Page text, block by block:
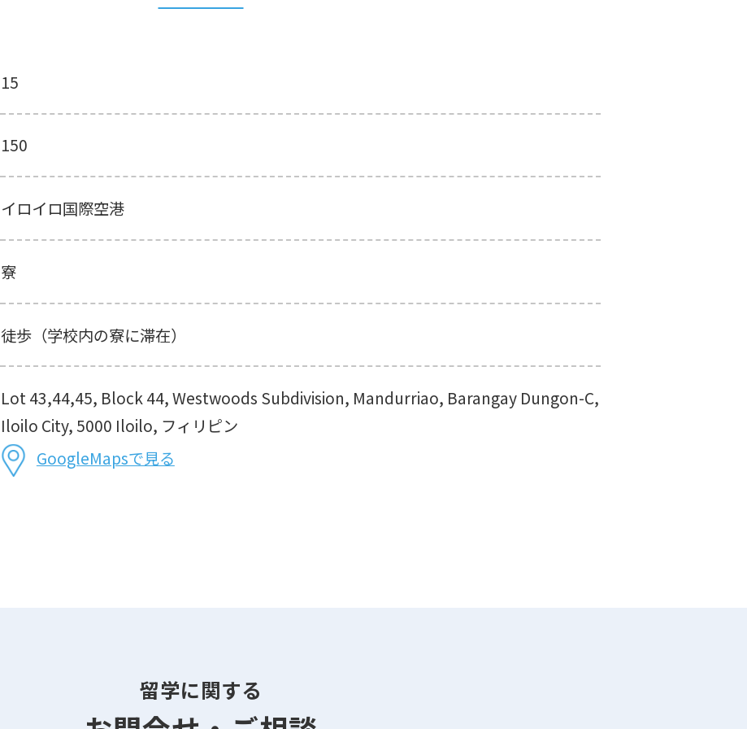
15
150
イロイロ国際空港
寮
徒歩（学校内の寮に滞在）
Lot 43,44,45, Block 44, Westwoods Subdivision, Mandurriao, Barangay Dungon-C,
Iloilo City, 5000 Iloilo, フィリピン
GoogleMapsで見る
留学に関する